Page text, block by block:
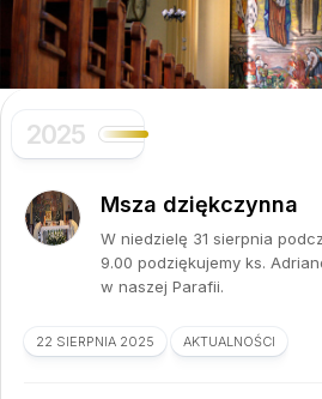
2025
Msza dziękczynna
W niedzielę 31 sierpnia
9.00 podziękujemy ks.
w naszej Parafii.
22 SIERPNIA 2025 AKTUALNOŚCI